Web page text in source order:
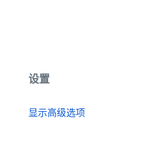
设置
显示高级选项